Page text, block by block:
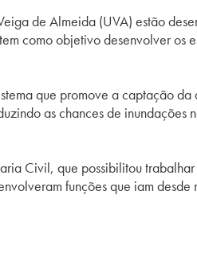
de Almeida (UVA) estão
como objetivo desenvolver os
que promove a captação
as chances de inundações
Civil, que possibilitou
funções que iam desde